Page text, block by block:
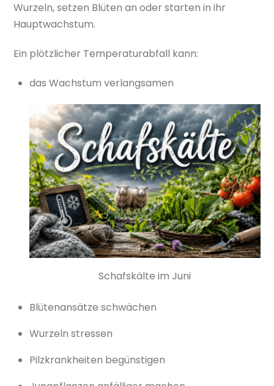
Wurzeln, setzen Blüten an oder starten in ihr
Hauptwachstum.
Ein plötzlicher Temperaturabfall kann:
das Wachstum verlangsamen
Schafskälte im Juni
Blütenansätze schwächen
Wurzeln stressen
Pilzkrankheiten begünstigen